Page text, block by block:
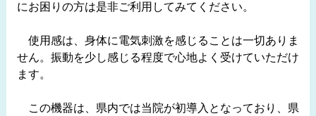
にお困りの方は是非ご利用してみてください。
使用感は、身体に電気刺激を感じることは一切ありま
せん。振動を少し感じる程度で心地よく受けていただけ
ます。
この機器は、県内では当院が初導入となっており、県